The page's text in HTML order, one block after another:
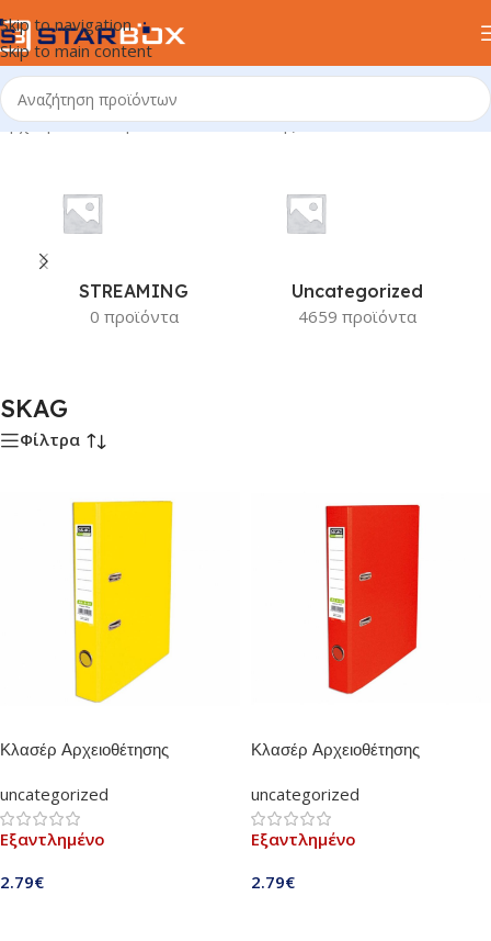
Skip to navigation
Skip to main content
Αρχική σελίδα/Προϊόν Κατασκευαστής/SKAG
STREAMING
0 προϊόντα
Uncategorized
4659 προϊόντα
SKAG
Φίλτρα
Κλασέρ Αρχειοθέτησης
uncategorized
Εξαντλημένο
2.79€
Κλασέρ Αρχειοθέτησης
uncategorized
Εξαντλημένο
2.79€